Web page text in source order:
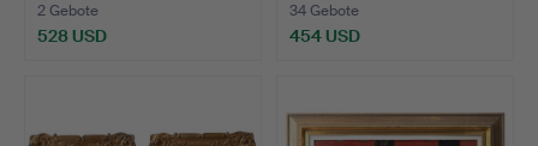
2 Gebote
528 USD
34 Gebote
454 USD